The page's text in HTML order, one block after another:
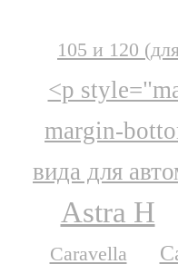
105 и 120
<p
margin-
вида для
Astra H
Caravella